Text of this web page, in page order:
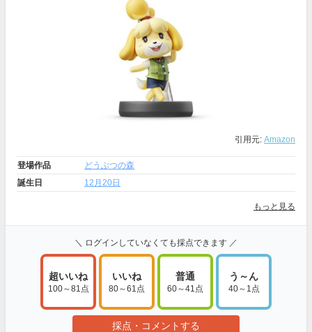
引用元: Amazon
登場作品
どうぶつの森
誕生日
12月20日
もっと見る
＼ ログインしていなくても採点できます ／
超いいね
100～81点
いいね
80～61点
普通
60～41点
う～ん
40～1点
採点・コメントする